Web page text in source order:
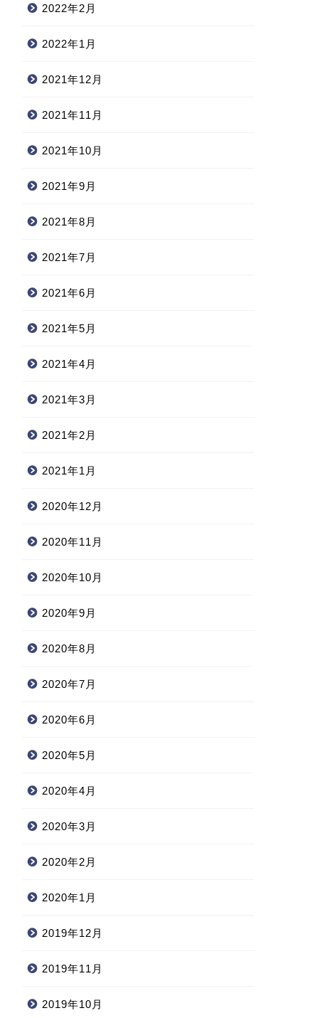
2022年2月
2022年1月
2021年12月
2021年11月
2021年10月
2021年9月
2021年8月
2021年7月
2021年6月
2021年5月
2021年4月
2021年3月
2021年2月
2021年1月
2020年12月
2020年11月
2020年10月
2020年9月
2020年8月
2020年7月
2020年6月
2020年5月
2020年4月
2020年3月
2020年2月
2020年1月
2019年12月
2019年11月
2019年10月